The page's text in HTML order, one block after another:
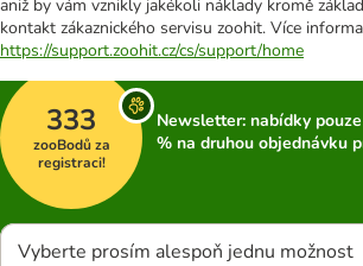
aniž by vám vznikly jakékoli náklady kromě
kontakt zákaznického servisu zoohit. Více
https://support.zoohit.cz/cs/support/home
333
zooBodů za
registraci!
Newsletter: nabídky
% na druhou objednávku
Vyberte prosím alespoň jednu možnost